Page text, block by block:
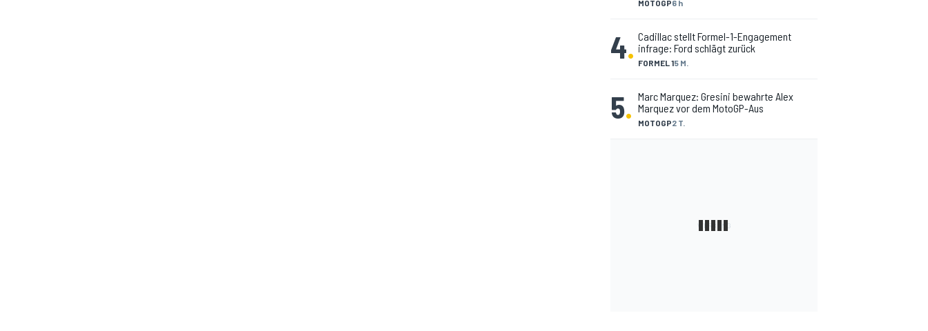
MOTOGP6 h
4. FORMEL 15 M.
Cadillac stellt Formel-1-Engagement
infrage: Ford schlägt zurück
5. MOTOGP2 T.
Marc Marquez: Gresini bewahrte Alex
Marquez vor dem MotoGP-Aus